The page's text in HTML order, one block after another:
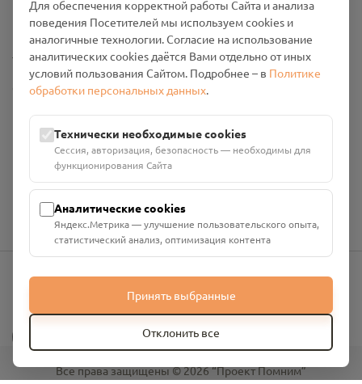
Промо-материалы
Настройки cookies
Общество с ограниченной ответственностью «Смоленский
ИНН: 6700029207 ОГРН: 1256700001986
Юридический адрес: 216790, Смоленская область, р-н
Руднянский, г. Рудня, улица Западная, д. 26А, пом. 18
Номер счёта: 40702810901130004287 в АО "АЛЬФА-БАНК"
Кор. счёт: 30101810200000000593
info@pomnim.online
Все права защищены ©2026“Проект Помним”
Для обеспечения корректной работы Сайта и анализа
поведения Посетителей мы используем cookies и
аналогичные технологии. Согласие на использование
аналитических cookies даётся Вами отдельно от иных
условий пользования Сайтом. Подробнее – в Политике
обработки персональных данных.
Технически необходимые cookies
Сессия, авторизация, безопасность — необходимы для
функционирования Сайта
Аналитические cookies
Яндекс.Метрика — улучшение пользовательского опыта,
статистический анализ, оптимизация контента
Принять выбранные
Отклонить все